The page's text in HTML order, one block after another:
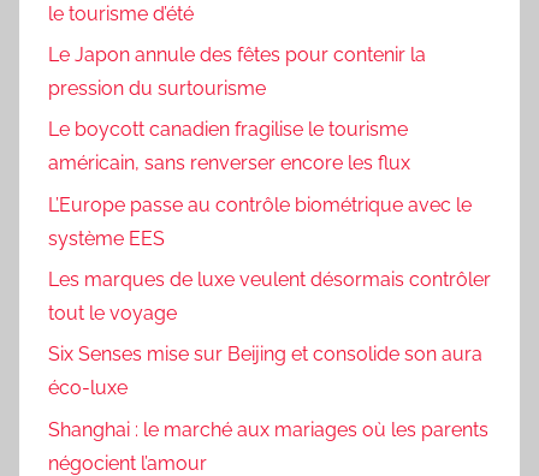
le tourisme d’été
Le Japon annule des fêtes pour contenir la
pression du surtourisme
Le boycott canadien fragilise le tourisme
américain, sans renverser encore les flux
L’Europe passe au contrôle biométrique avec le
système EES
Les marques de luxe veulent désormais contrôler
tout le voyage
Six Senses mise sur Beijing et consolide son aura
éco-luxe
Shanghai : le marché aux mariages où les parents
négocient l’amour